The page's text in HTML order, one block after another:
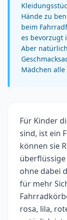
Hände zu
beim
es bevorzugt
Aber
Mädchen
Für Kinder
sind, ist ein
können sie
ohne dabei
für mehr
rosa, lila,